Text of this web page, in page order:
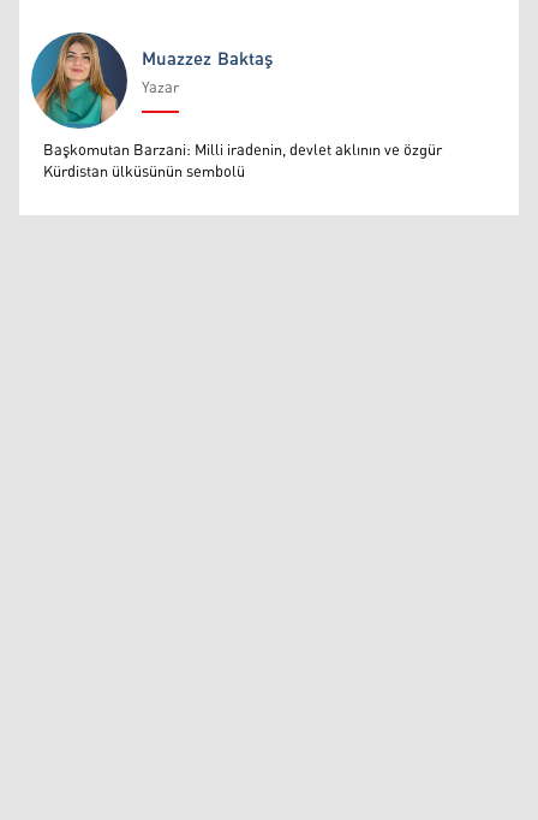
Muazzez Baktaş
Muazzez Baktaş
Yazar
Başkomutan Barzani: Milli iradenin, devlet aklının ve özgür
Kürdistan ülküsünün sembolü